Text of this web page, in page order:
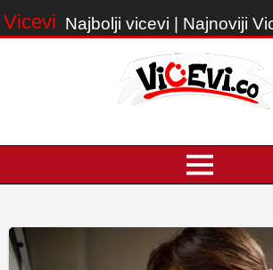
Vicevi Najbolji vicevi | Najnoviji